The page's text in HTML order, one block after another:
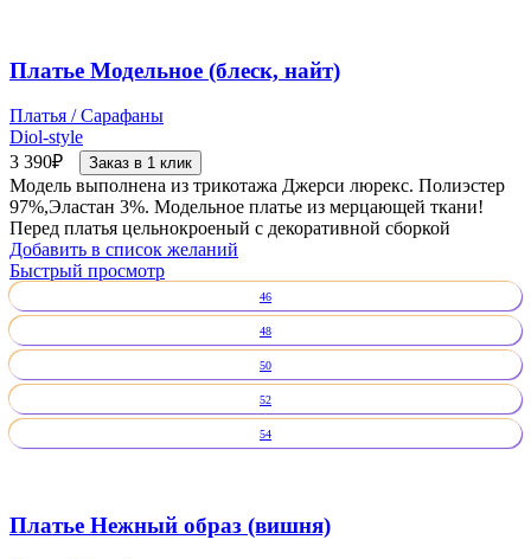
Платье Модельное (блеск, найт)
Платья / Сарафаны
Diol-style
3 390₽ Заказ в 1 клик
Модель выполнена из трикотажа Джерси люрекс. Полиэстер
97%,Эластан 3%. Модельное платье из мерцающей ткани!
Перед платья цельнокроеный с декоративной сборкой
Добавить в список желаний
Быстрый просмотр
46
48
50
52
54
Платье Нежный образ (вишня)